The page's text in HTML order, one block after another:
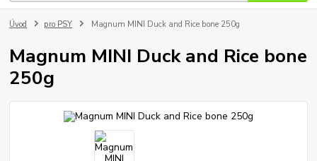
Úvod pro PSY Magnum MINI Duck and Rice bone 250g
Magnum MINI Duck and Rice bone
250g